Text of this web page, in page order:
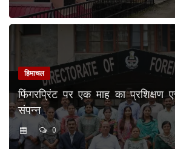
हिमाचल
फिंगरप्रिंट पर एक माह का प्रशिक्षण
संपन्न
0